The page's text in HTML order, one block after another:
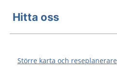
Hitta oss
Större karta och reseplanerare